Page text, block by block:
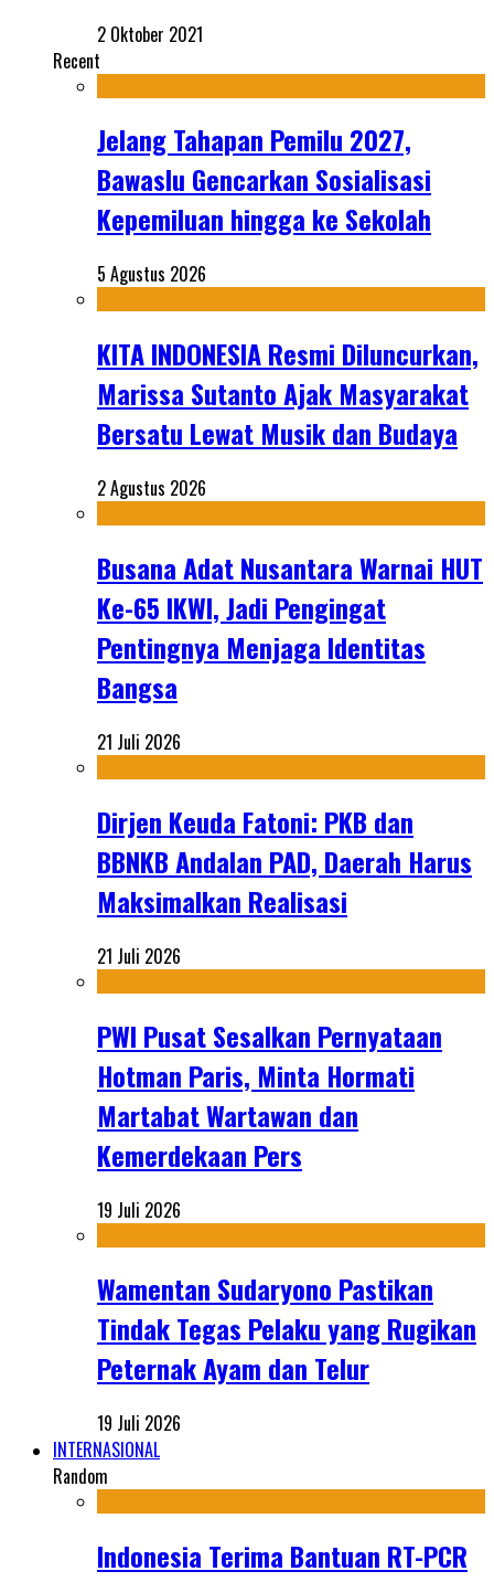
2 Oktober 2021
Recent
Jelang Tahapan Pemilu 2027,
Bawaslu Gencarkan Sosialisasi
Kepemiluan hingga ke Sekolah
5 Agustus 2026
KITA INDONESIA Resmi Diluncurkan,
Marissa Sutanto Ajak Masyarakat
Bersatu Lewat Musik dan Budaya
2 Agustus 2026
Busana Adat Nusantara Warnai HUT
Ke-65 IKWI, Jadi Pengingat
Pentingnya Menjaga Identitas
Bangsa
21 Juli 2026
Dirjen Keuda Fatoni: PKB dan
BBNKB Andalan PAD, Daerah Harus
Maksimalkan Realisasi
21 Juli 2026
PWI Pusat Sesalkan Pernyataan
Hotman Paris, Minta Hormati
Martabat Wartawan dan
Kemerdekaan Pers
19 Juli 2026
Wamentan Sudaryono Pastikan
Tindak Tegas Pelaku yang Rugikan
Peternak Ayam dan Telur
19 Juli 2026
INTERNASIONAL
Random
Indonesia Terima Bantuan RT-PCR